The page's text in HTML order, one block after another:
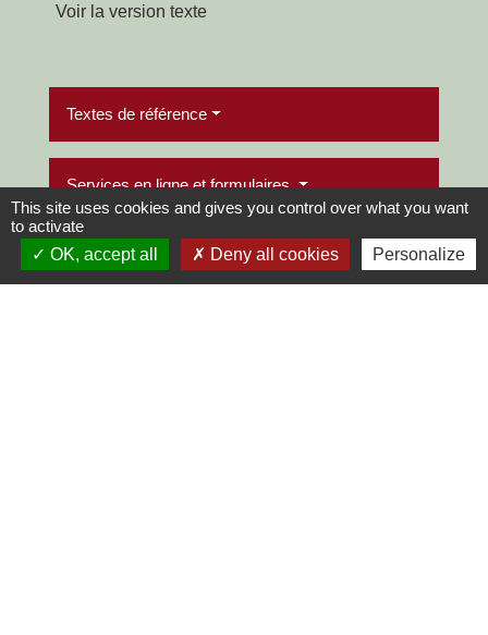
Voir la version texte
Textes de référence
Services en ligne et formulaires
Questions ? Réponses !
This site uses cookies and gives you control over what you want
to activate
OK, accept all
Deny all cookies Personalize